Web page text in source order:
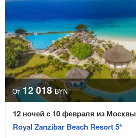
От 12 018 BYN
12 ночей с 10 февраля из Москвы
Royal Zanzibar Beach Resort 5*